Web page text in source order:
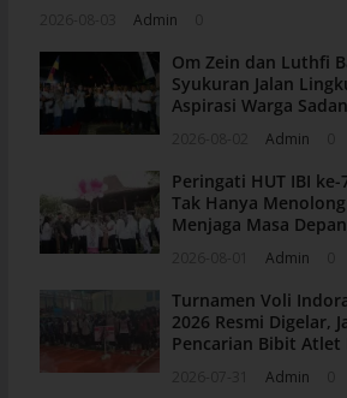
Admin
Om Zein dan Luthfi
Syukuran Jalan
Aspirasi Warga
Admin
Peringati HUT IBI
Tak Hanya
Menjaga Masa
Admin
Turnamen Voli
2026 Resmi Digelar,
Pencarian Bibit Atlet
Admin